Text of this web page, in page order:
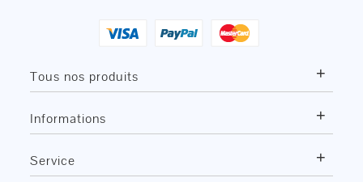
Tous nos produits +
Informations +
Service +